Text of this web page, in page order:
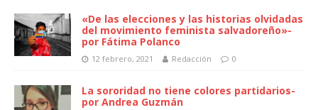
«De las elecciones y las historias olvidadas
del movimiento feminista salvadoreño»-
por Fátima Polanco
12 febrero, 2021 Redacción 0
La sororidad no tiene colores partidarios-
por Andrea Guzmán